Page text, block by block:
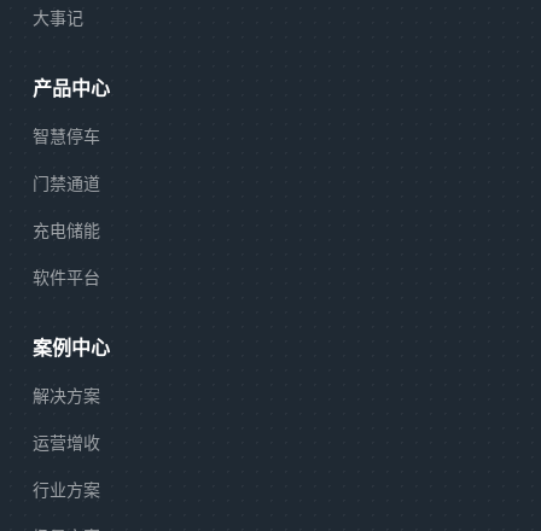
大事记
产品中心
智慧停车
门禁通道
充电储能
软件平台
案例中心
解决方案
运营增收
行业方案